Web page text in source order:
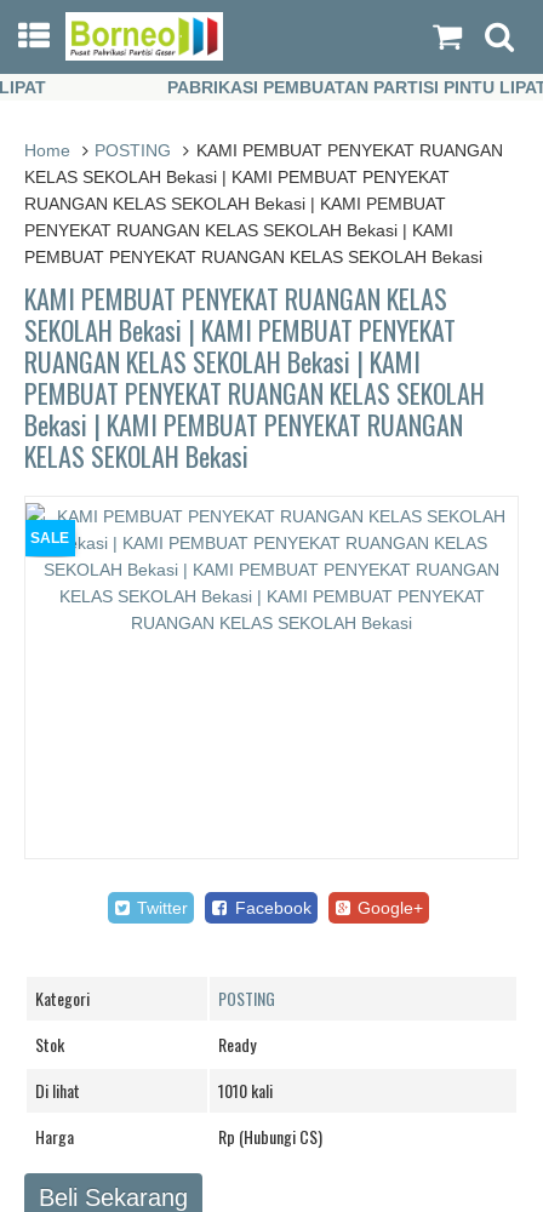
PABRIKASI PEMBUATAN PARTISI PINTU LIPAT
Home
POSTING
KAMI PEMBUAT PENYEKAT RUANGAN
KELAS SEKOLAH Bekasi | KAMI PEMBUAT PENYEKAT
RUANGAN KELAS SEKOLAH Bekasi | KAMI PEMBUAT
PENYEKAT RUANGAN KELAS SEKOLAH Bekasi | KAMI
PEMBUAT PENYEKAT RUANGAN KELAS SEKOLAH Bekasi
KAMI PEMBUAT PENYEKAT RUANGAN KELAS
SEKOLAH Bekasi | KAMI PEMBUAT PENYEKAT
RUANGAN KELAS SEKOLAH Bekasi | KAMI
PEMBUAT PENYEKAT RUANGAN KELAS SEKOLAH
Bekasi | KAMI PEMBUAT PENYEKAT RUANGAN
KELAS SEKOLAH Bekasi
SALE
Twitter Facebook Google+
Kategori
POSTING
Stok
Ready
Di lihat
1010 kali
Harga
Rp (Hubungi CS)
Beli Sekarang